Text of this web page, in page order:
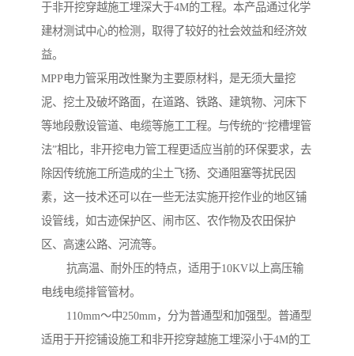
于非开挖穿越施工埋深大于4M的工程。本产品通过化学
建材测试中心的检测，取得了较好的社会效益和经济效
益。
MPP电力管采用改性聚为主要原材料，是无须大量挖
泥、挖土及破坏路面，在道路、铁路、建筑物、河床下
等地段敷设管道、电缆等施工工程。与传统的“挖槽埋管
法”相比，非开挖电力管工程更适应当前的环保要求，去
除因传统施工所造成的尘土飞扬、交通阻塞等扰民因
素，这一技术还可以在一些无法实施开挖作业的地区铺
设管线，如古迹保护区、闹市区、农作物及农田保护
区、高速公路、河流等。
抗高温、耐外压的特点，适用于10KV以上高压输
电线电缆排管管材。
110mm～中250mm，分为普通型和加强型。普通型
适用于开挖铺设施工和非开挖穿越施工埋深小于4M的工